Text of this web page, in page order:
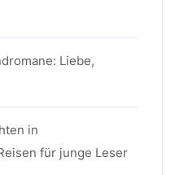
Liebe,
in
für junge Leser